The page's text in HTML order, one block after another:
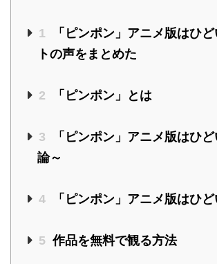
1
「ピンポン」アニメ版はひ
トの声をまとめた
2 「ピンポン」とは
3
「ピンポン」アニメ版はひ
論～
4 「ピンポン」アニメ版はひ
5 作品を無料で観る方法